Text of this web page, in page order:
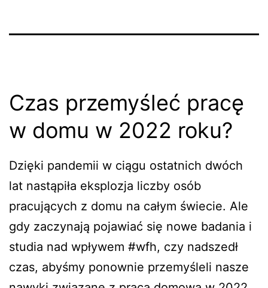
Czas przemyśleć pracę
w domu w 2022 roku?
Dzięki pandemii w ciągu ostatnich dwóch
lat nastąpiła eksplozja liczby osób
pracujących z domu na całym świecie. Ale
gdy zaczynają pojawiać się nowe badania i
studia nad wpływem #wfh, czy nadszedł
czas, abyśmy ponownie przemyśleli nasze